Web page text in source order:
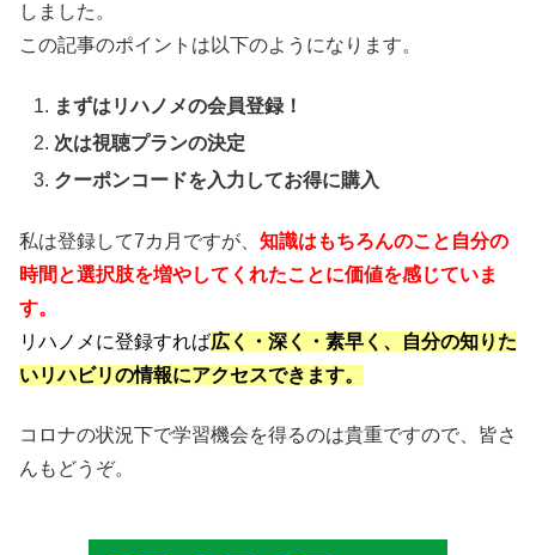
しました。
この記事のポイントは以下のようになります。
まずはリハノメの会員登録！
次は視聴プランの決定
クーポンコードを入力してお得に購入
私は登録して7カ月ですが、 知識はもちろんのこと自分の
時間と選択肢を増やしてくれたことに価値を感じていま
す。
リハノメに登録すれば広く・深く・素早く、自分の知りた
いリハビリの情報にアクセスできます。
コロナの状況下で学習機会を得るのは貴重ですので、皆さ
んもどうぞ。